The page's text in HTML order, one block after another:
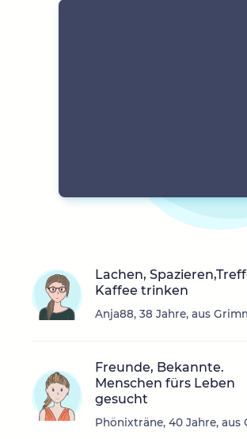
Lachen,
Kaffee trinken
Anja88, 38 Jahre, aus
Freunde, Bekannte.
Menschen fürs Leben
gesucht
Phönixträne, 40 Jahre, aus